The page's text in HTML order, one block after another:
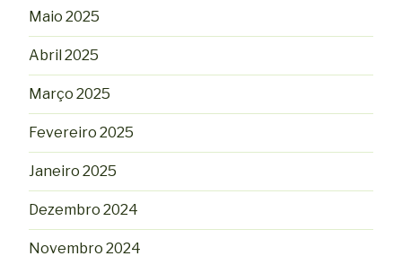
Maio 2025
Abril 2025
Março 2025
Fevereiro 2025
Janeiro 2025
Dezembro 2024
Novembro 2024